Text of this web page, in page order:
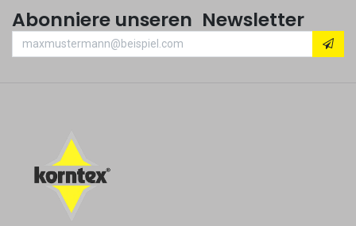
Abonniere unseren Newsletter